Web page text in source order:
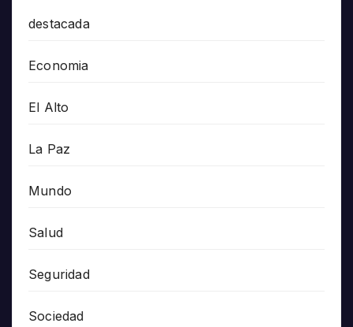
destacada
Economia
El Alto
La Paz
Mundo
Salud
Seguridad
Sociedad